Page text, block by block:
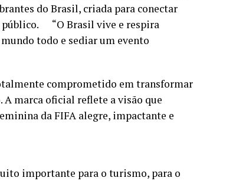
do Brasil, criada para conectar
público. “O Brasil vive e respira
todo e sediar um evento
comprometido em transformar
marca oficial reflete a visão que
da FIFA alegre, impactante e
importante para o turismo, para o